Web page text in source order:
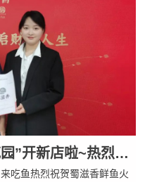
喜报！蜀滋香在“成都后花园”开新店啦~热烈祝贺崇州永康西路店，成功签约！
吃鱼热烈祝贺蜀滋香鲜鱼火